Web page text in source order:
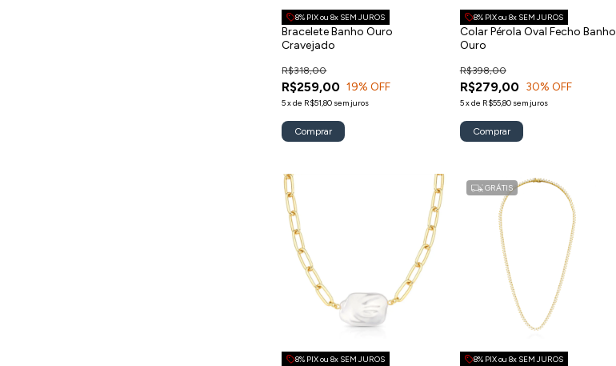
8% PIX ou 8x SEM JUROS
Bracelete Banho Ouro
Cravejado
R$259,00
R$318,00
19% OFF
5xde R$51,80 sem juros
8% PIX ou 8x SEM JUROS
Colar Pérola Oval Fecho Banho
Ouro
R$279,00
R$398,00
30% OFF
5xde R$55,80 sem juros
8% PIX ou 8x SEM JUROS
GRÁTIS
8% PIX ou 8x SEM JUROS